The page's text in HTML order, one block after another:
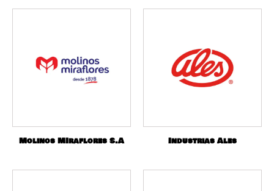
Molinos MIraflores S.A Industrias Ales